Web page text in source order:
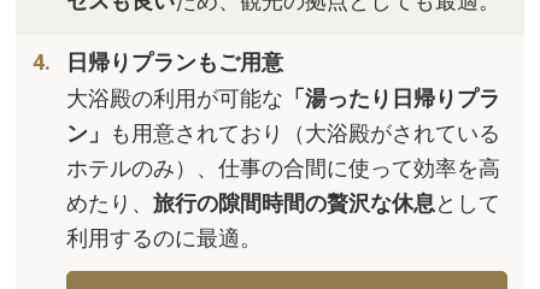
日帰りプランもご用意
大浴殿の利用が可能な 「湯ったり日帰りプラ
ン」
も用意されており（大浴殿がされている
ホテルのみ）、仕事の合間に使って効率を高
めたり、旅行の隙間時間の贅沢な休息として
利用するのに最適。